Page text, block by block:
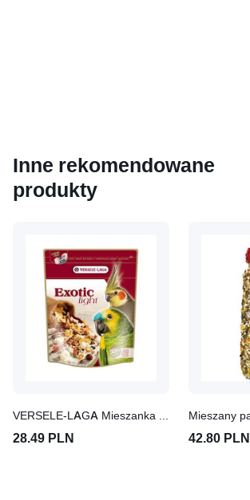
Inne rekomendowane
produkty
VERSELE-LAGA Mieszanka Z Prażonymi Ziarnami dla papug Exotic Light 750 g
28.49 PLN 42.80 PLN